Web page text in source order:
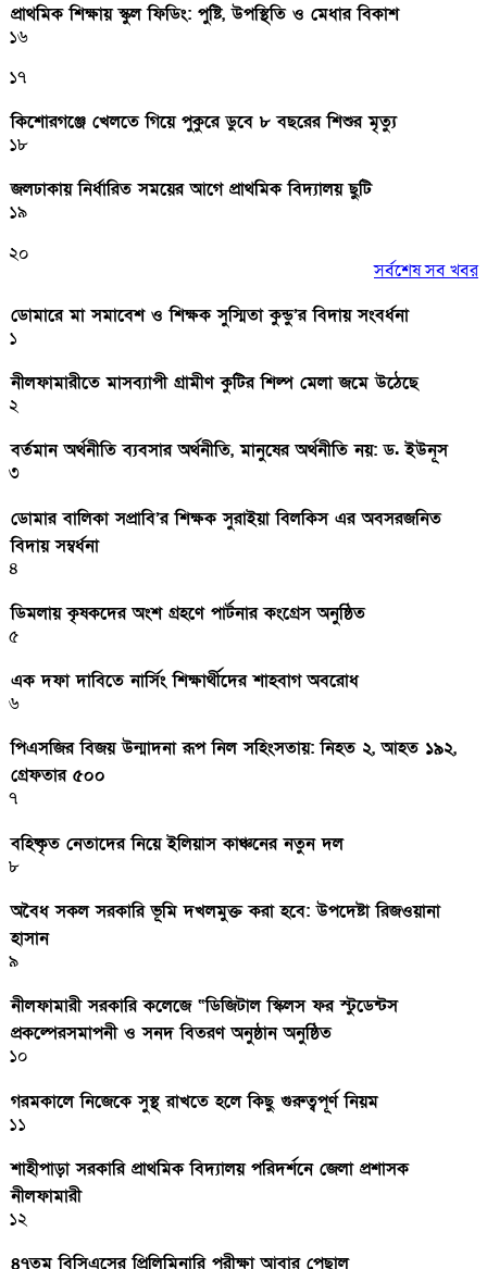
প্রাথমিক শিক্ষায় স্কুল ফিডিং: পুষ্টি, উপস্থিতি ও মেধার বিকাশ
১৬
১৭
কিশোরগঞ্জে খেলতে গিয়ে পুকুরে ডুবে ৮ বছরের শিশুর মৃত্যু
১৮
জলঢাকায় নির্ধারিত সময়ের আগে প্রাথমিক বিদ্যালয় ছুটি
১৯
২০
সর্বশেষ সব খবর
ডোমারে মা সমাবেশ ও শিক্ষক সুস্মিতা কুন্ডু’র বিদায় সংবর্ধনা
১
নীলফামারীতে মাসব্যাপী গ্রামীণ কুটির শিল্প মেলা জমে উঠেছে
২
বর্তমান অর্থনীতি ব্যবসার অর্থনীতি, মানুষের অর্থনীতি নয়: ড. ইউনূস
৩
ডোমার বালিকা সপ্রাবি’র শিক্ষক সুরাইয়া বিলকিস এর অবসরজনিত
বিদায় সম্বর্ধনা
৪
ডিমলায় কৃষকদের অংশ গ্রহণে পার্টনার কংগ্রেস অনুষ্ঠিত
৫
এক দফা দাবিতে নার্সিং শিক্ষার্থীদের শাহবাগ অবরোধ
৬
পিএসজির বিজয় উন্মাদনা রূপ নিল সহিংসতায়: নিহত ২, আহত ১৯২,
গ্রেফতার ৫০০
৭
বহিষ্কৃত নেতাদের নিয়ে ইলিয়াস কাঞ্চনের নতুন দল
৮
অবৈধ সকল সরকারি ভূমি দখলমুক্ত করা হবে: উপদেষ্টা রিজওয়ানা
হাসান
৯
নীলফামারী সরকারি কলেজে “ডিজিটাল স্কিলস ফর স্টুডেন্টস
প্রকল্পেরসমাপনী ও সনদ বিতরণ অনুষ্ঠান অনুষ্ঠিত
১০
গরমকালে নিজেকে সুস্থ রাখতে হলে কিছু গুরুত্বপূর্ণ নিয়ম
১১
শাহীপাড়া সরকারি প্রাথমিক বিদ্যালয় পরিদর্শনে জেলা প্রশাসক
নীলফামারী
১২
৪৭তম বিসিএসের প্রিলিমিনারি পরীক্ষা আবার পেছাল